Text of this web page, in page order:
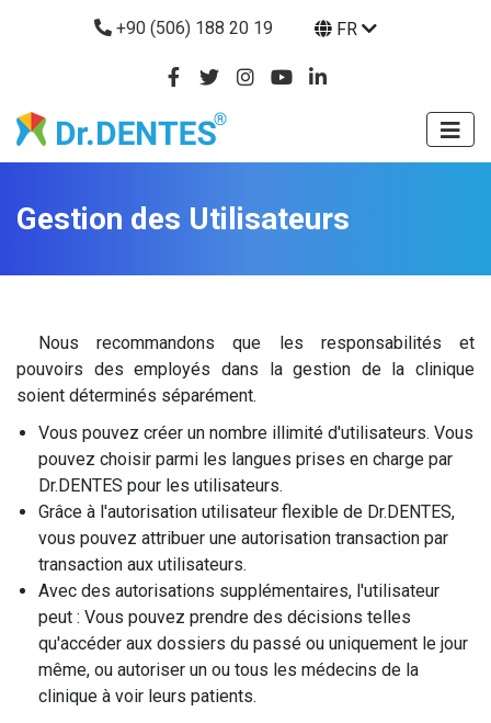
+90 (506) 188 20 19 FR
Gestion des Utilisateurs
Nous recommandons que les responsabilités et
pouvoirs des employés dans la gestion de la clinique
soient déterminés séparément.
Vous pouvez créer un nombre illimité d'utilisateurs. Vous
pouvez choisir parmi les langues prises en charge par
Dr.DENTES pour les utilisateurs.
Grâce à l'autorisation utilisateur flexible de Dr.DENTES,
vous pouvez attribuer une autorisation transaction par
transaction aux utilisateurs.
Avec des autorisations supplémentaires, l'utilisateur
peut : Vous pouvez prendre des décisions telles
qu'accéder aux dossiers du passé ou uniquement le jour
même, ou autoriser un ou tous les médecins de la
clinique à voir leurs patients.